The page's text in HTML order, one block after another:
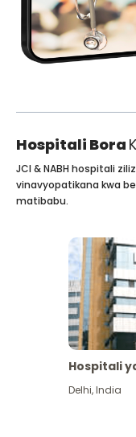
Hospitali Bora
JCI & NABH hospitali
vinavyopatikana kwa
matibabu.
Hospitali
Delhi,India